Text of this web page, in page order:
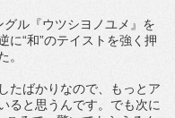
ル『ウツシヨノユメ』を
に“和”のテイストを強く押
。
たばかりなので、もっとア
ると思うんです。でも次に